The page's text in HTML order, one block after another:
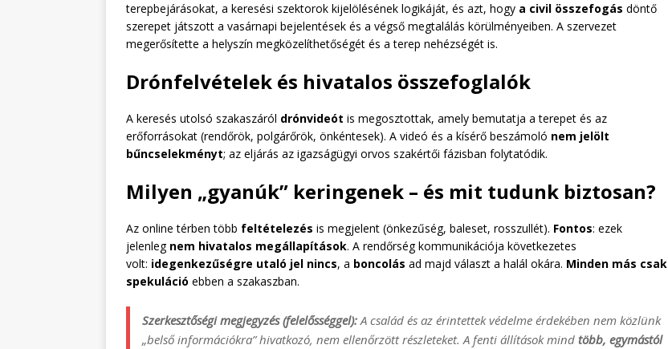
terepbejárásokat, a keresési szektorok kijelölésének logikáját, és azt, hogy a civil összefogás döntő
szerepet játszott a vasárnapi bejelentések és a végső megtalálás körülményeiben. A szervezet
megerősítette a helyszín megközelíthetőségét és a terep nehézségét is.
Drónfelvételek és hivatalos összefoglalók
A keresés utolsó szakaszáról drónvideót is megosztottak, amely bemutatja a terepet és az
erőforrásokat (rendőrök, polgárőrök, önkéntesek). A videó és a kísérő beszámoló nem jelölt
bűncselekményt; az eljárás az igazságügyi orvos szakértői fázisban folytatódik.
Milyen „gyanúk” keringenek – és mit tudunk biztosan?
Az online térben több feltételezés is megjelent (önkezűség, baleset, rosszullét). Fontos: ezek
jelenleg nem hivatalos megállapítások. A rendőrség kommunikációja következetes
volt: idegenkezűségre utaló jel nincs, a boncolás ad majd választ a halál okára. Minden más csak
spekuláció ebben a szakaszban.
Szerkesztőségi megjegyzés (felelősséggel):A család és az érintettek védelme érdekében nem közlünk
„belső információkra” hivatkozó, nem ellenőrzött részleteket. A fenti állítások mind több, egymástól